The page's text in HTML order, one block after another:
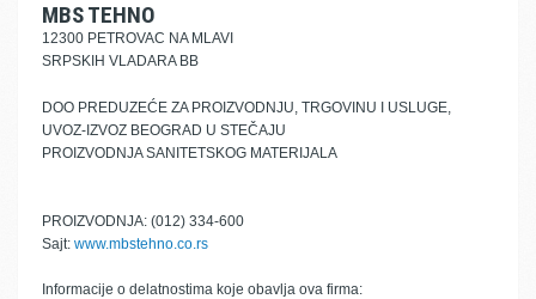
MBS TEHNO
12300 PETROVAC NA MLAVI
SRPSKIH VLADARA BB
DOO PREDUZEĆE ZA PROIZVODNJU, TRGOVINU I USLUGE,
UVOZ-IZVOZ BEOGRAD U STEČAJU
PROIZVODNJA SANITETSKOG MATERIJALA
PROIZVODNJA: (012) 334-600
Sajt: www.mbstehno.co.rs
Informacije o delatnostima koje obavlja ova firma: